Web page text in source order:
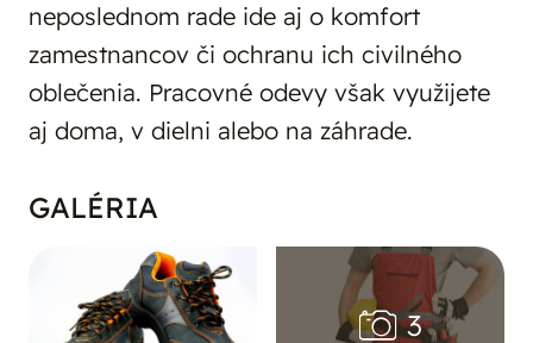
neposlednom rade ide aj o komfort
zamestnancov či ochranu ich civilného
oblečenia. Pracovné odevy však využijete
aj doma, v dielni alebo na záhrade.
GALÉRIA